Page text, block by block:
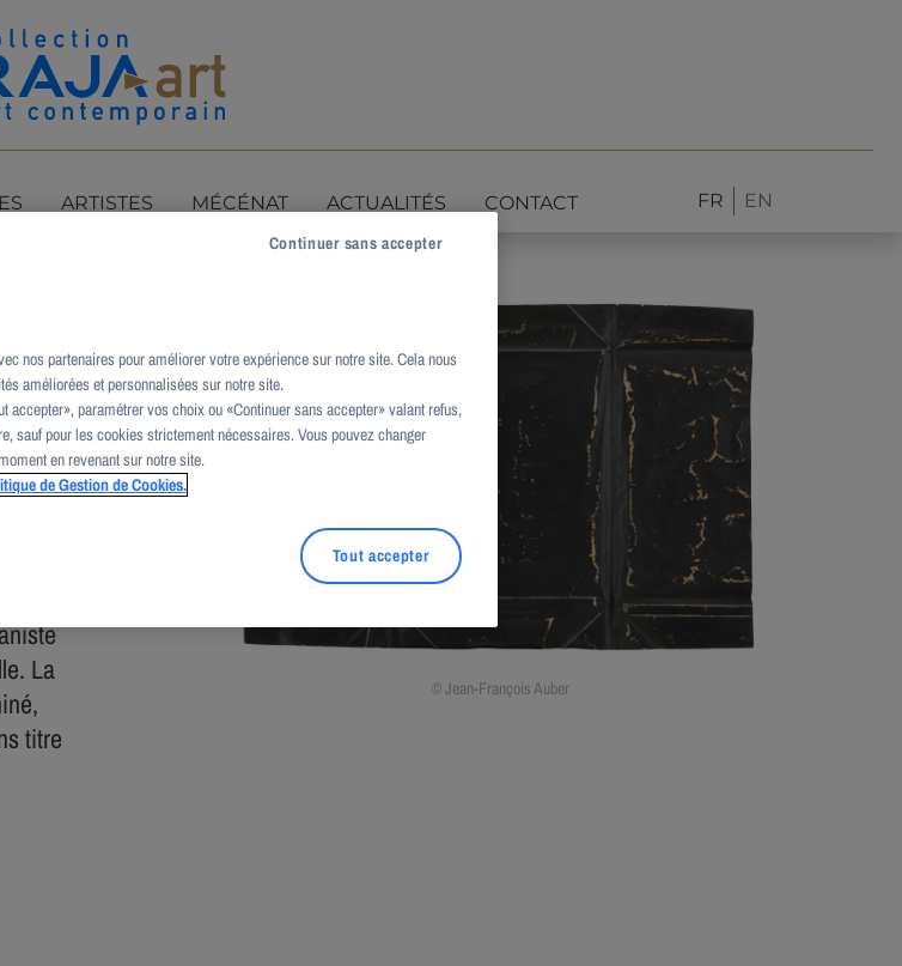
ARTISTES MÉCÉNAT ACTUALITÉS CONTACT FR EN
La
titre
Jean-François Auber
nos partenaires pour améliorer votre expérience sur notre site. Cela nous
améliorées et personnalisées sur notre site.
accepter», paramétrer vos choix ou «Continuer sans accepter» valant refus,
sauf pour les cookies strictement nécessaires. Vous pouvez changer
en revenant sur notre site.
de Gestion de Cookies.
Continuer sans accepter
Tout accepter